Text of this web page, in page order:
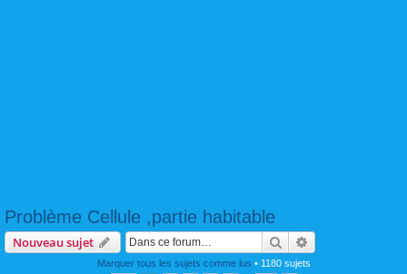
Problème Cellule ,partie habitable
Nouveau sujet Rechercher
Marquer tous les sujets comme lus • 1180 sujets